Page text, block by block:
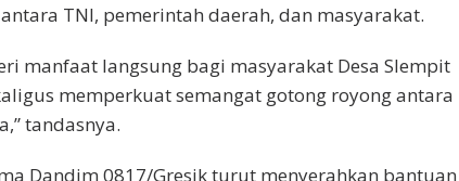
TNI, pemerintah daerah, dan masyarakat.
manfaat langsung bagi masyarakat Desa Slempit
memperkuat semangat gotong royong antara
tandasnya.
Dandim 0817/Gresik turut menyerahkan bantuan